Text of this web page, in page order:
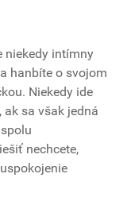
niekedy intímny
hanbíte o svojom
Niekedy ide
sa však jedná
nechcete,